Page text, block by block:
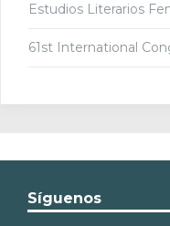
Estudios Literarios
61st International
Síguenos